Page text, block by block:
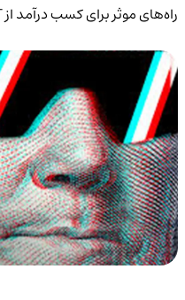
راه‌های موثر برای کسب درآمد از NFTهای PFP